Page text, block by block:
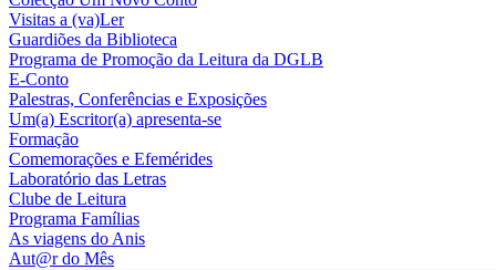
Visitas a (va)Ler
Guardiões da Biblioteca
Programa de Promoção da Leitura da DGLB
E-Conto
Palestras, Conferências e Exposições
Um(a) Escritor(a) apresenta-se
Formação
Comemorações e Efemérides
Laboratório das Letras
Clube de Leitura
Programa Famílias
As viagens do Anis
Aut@r do Mês